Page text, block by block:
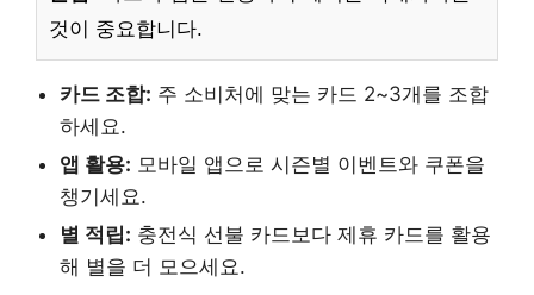
것이 중요합니다.
카드 조합: 주 소비처에 맞는 카드 2~3개를 조합
하세요.
앱 활용: 모바일 앱으로 시즌별 이벤트와 쿠폰을
챙기세요.
별 적립: 충전식 선불 카드보다 제휴 카드를 활용
해 별을 더 모으세요.